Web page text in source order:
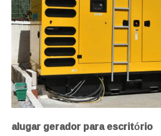
alugar gerador para escritório